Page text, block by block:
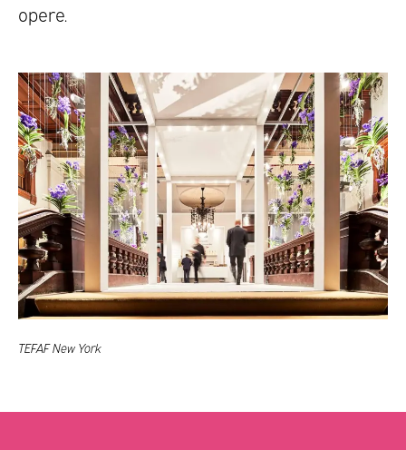
opere.
TEFAF New York